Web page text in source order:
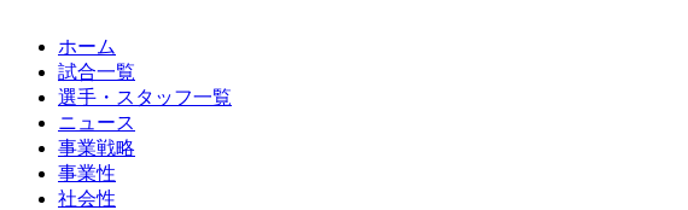
ホーム
試合一覧
選手・スタッフ一覧
ニュース
事業戦略
事業性
社会性